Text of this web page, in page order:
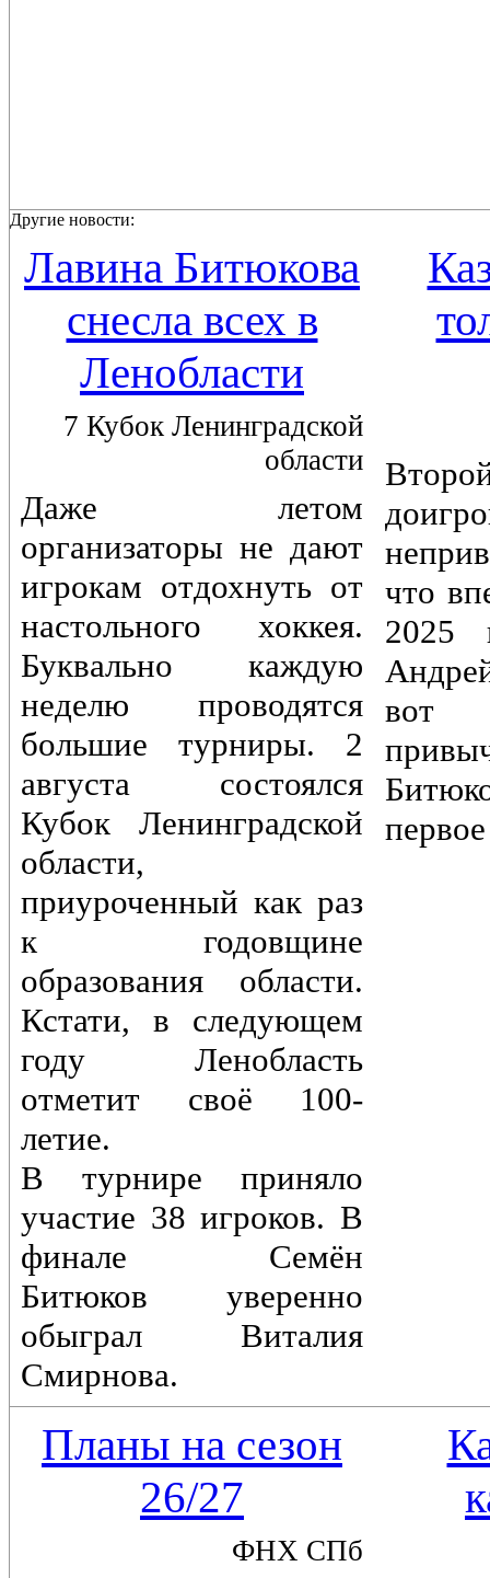
Другие новости:
Лавина Битюкова
снесла всех в
Ленобласти
7 Кубок Ленинградской
области
Даже летом
организаторы не дают
игрокам отдохнуть от
настольного хоккея.
Буквально каждую
неделю проводятся
большие турниры. 2
августа состоялся
Кубок Ленинградской
области,
приуроченный как раз
к годовщине
образования области.
Кстати, в следующем
году Ленобласть
отметит своё 100-
летие.
В турнире приняло
участие 38 игроков. В
финале Семён
Битюков уверенно
обыграл Виталия
Смирнова.
что
2025
вот
Планы на сезон
26/27
ФНХ СПб